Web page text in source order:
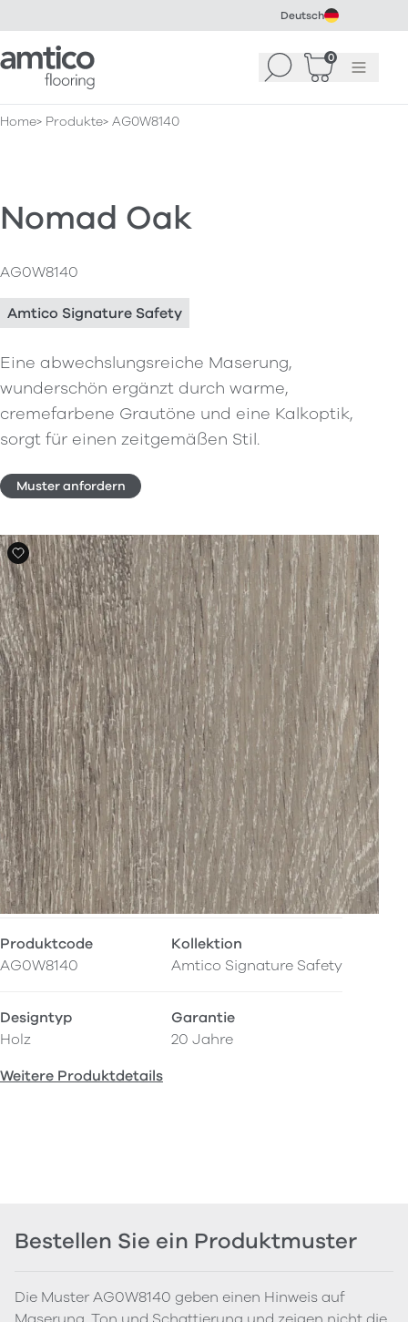
Deutsch
Amtico Flooring Suchen 0
WarenkorbMenü
Home Produkte AG0W8140
Nomad Oak
AG0W8140
Amtico Signature Safety
Eine abwechslungsreiche Maserung,
wunderschön ergänzt durch warme,
cremefarbene Grautöne und eine Kalkoptik,
sorgt für einen zeitgemäßen Stil.
Muster anfordern
Produktcode
AG0W8140
Kollektion
Amtico Signature Safety
Designtyp
Holz
Garantie
20 Jahre
Weitere Produktdetails
Bestellen Sie ein Produktmuster
Die Muster AG0W8140 geben einen Hinweis auf